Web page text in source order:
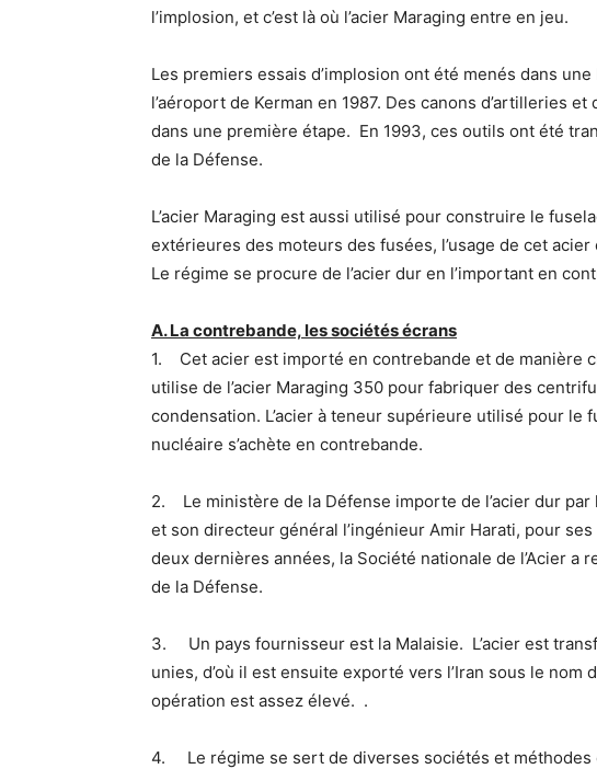
l’implosion, et c’est là où l’acier Maraging entre en jeu.
Les premiers essais d’implosion ont été menés dans
l’aéroport de Kerman en 1987. Des canons d’artilleries
dans une première étape. En 1993, ces outils ont été
de la Défense.
L’acier Maraging est aussi utilisé pour construire le
extérieures des moteurs des fusées, l’usage de cet
Le régime se procure de l’acier dur en l’important en
A. La contrebande, les sociétés écrans
1. Cet acier est importé en contrebande et de manière
utilise de l’acier Maraging 350 pour fabriquer des
condensation. L’acier à teneur supérieure utilisé pour le
nucléaire s’achète en contrebande.
2. Le ministère de la Défense importe de l’acier dur par
et son directeur général l’ingénieur Amir Harati, pour
deux dernières années, la Société nationale de l’Acier a
de la Défense.
3. Un pays fournisseur est la Malaisie. L’acier est
unies, d’où il est ensuite exporté vers l’Iran sous le nom
opération est assez élevé. .
4. Le régime se sert de diverses sociétés et méthodes